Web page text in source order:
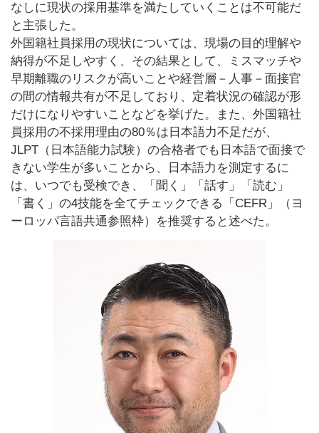
なしに現状の採用基準を満たしていくことは不可能だ
と主張した。
外国籍社員採用の現状については、現場の目的理解や
納得が不足しやすく、その結果として、ミスマッチや
早期離職のリスクが高いことや経営層－人事－面接官
の間の情報共有が不足しており、定着状況の確認が形
だけになりやすいことなどを挙げた。また、外国籍社
員採用の不採用理由の80％は日本語力不足だが、
JLPT（日本語能力試験）の合格者でも日本語で面接で
きない学生が多いことから、日本語力を測定するに
は、いつでも受検でき、「聞く」「話す」「読む」
「書く」の4技能を全てチェックできる「CEFR」（ヨ
ーロッパ言語共通参照枠）を推奨すると述べた。